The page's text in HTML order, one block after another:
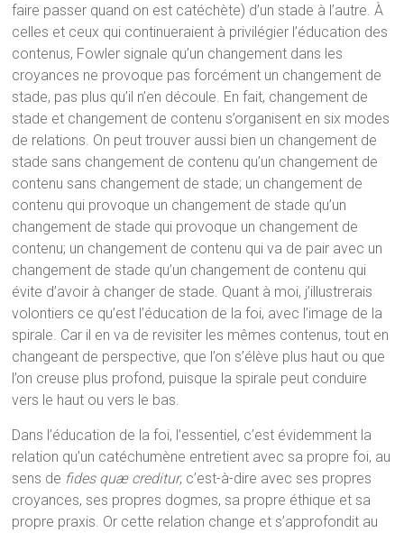
faire passer quand on est catéchète) d’un stade à l’autre. À
celles et ceux qui continueraient à privilégier l’éducation des
contenus, Fowler signale qu’un changement dans les
croyances ne provoque pas forcément un changement de
stade, pas plus qu’il n’en découle. En fait, changement de
stade et changement de contenu s’organisent en six modes
de relations. On peut trouver aussi bien un changement de
stade sans changement de contenu qu’un changement de
contenu sans changement de stade; un changement de
contenu qui provoque un changement de stade qu’un
changement de stade qui provoque un changement de
contenu; un changement de contenu qui va de pair avec un
changement de stade qu’un changement de contenu qui
évite d’avoir à changer de stade. Quant à moi, j’illustrerais
volontiers ce qu’est l’éducation de la foi, avec l’image de la
spirale. Car il en va de revisiter les mêmes contenus, tout en
changeant de perspective, que l’on s’élève plus haut ou que
l’on creuse plus profond, puisque la spirale peut conduire
vers le haut ou vers le bas.
Dans l’éducation de la foi, l’essentiel, c’est évidemment la
relation qu’un catéchumène entretient avec sa propre foi, au
sens de fides quæ creditur, c’est-à-dire avec ses propres
croyances, ses propres dogmes, sa propre éthique et sa
propre praxis. Or cette relation change et s’approfondit au